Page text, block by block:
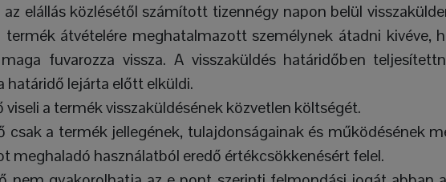
az elállás közlésétől számított tizennégy napon belül
termék átvételére meghatalmazott személynek átadni kivéve,
fuvarozza vissza. A visszaküldés határidőben
határidő lejárta előtt elküldi.
viseli a termék visszaküldésének közvetlen költségét.
csak a termék jellegének, tulajdonságainak és működésének
meghaladó használatból eredő értékcsökkenésért felel.